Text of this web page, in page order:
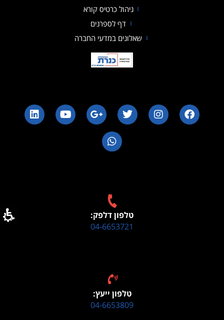
ניהול כרטיס קורא
דף לספרנים
שאלונים במדעי החברה
טלפון דלפק:
04-6653721
טלפון ייעץ:
04-6653809